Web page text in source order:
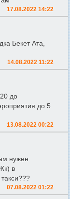
17.08.2022 14:22
Бекет Ата,
14.08.2022 11:22
до
до 5
13.08.2022 00:22
нужен
в
07.08.2022 01:22